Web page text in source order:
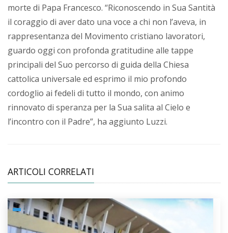
morte di Papa Francesco. “Riconoscendo in Sua Santità
il coraggio di aver dato una voce a chi non l’aveva, in
rappresentanza del Movimento cristiano lavoratori,
guardo oggi con profonda gratitudine alle tappe
principali del Suo percorso di guida della Chiesa
cattolica universale ed esprimo il mio profondo
cordoglio ai fedeli di tutto il mondo, con animo
rinnovato di speranza per la Sua salita al Cielo e
l’incontro con il Padre”, ha aggiunto Luzzi.
ARTICOLI CORRELATI